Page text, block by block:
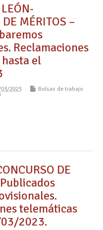
MÉRITOS –
Reclamaciones
el
2023 Bolsas de trabajo
DE
telemáticas
2023.